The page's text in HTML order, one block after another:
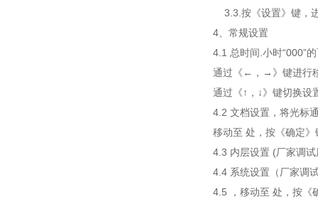
3.3.按《设置》键，
4、常规设置
4.1 总时间.小时“000”
通过《←，→》键进行
通过《↑，↓》键切换设
4.2 文档设置，将光标
移动至 处，按《确定
4.3 内层设置 (厂家调试
4.4 系统设置（厂家调
4.5 ，移动至 处，按《